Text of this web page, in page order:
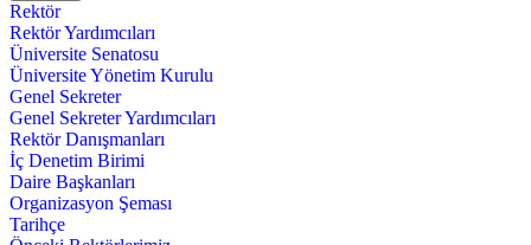
Rektör
Rektör Yardımcıları
Üniversite Senatosu
Üniversite Yönetim Kurulu
Genel Sekreter
Genel Sekreter Yardımcıları
Rektör Danışmanları
İç Denetim Birimi
Daire Başkanları
Organizasyon Şeması
Tarihçe